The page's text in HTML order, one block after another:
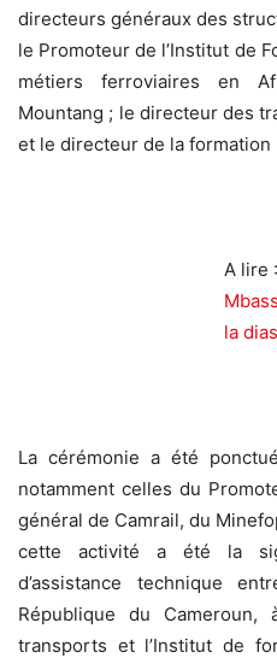
directeurs généraux des
le Promoteur de l’Institut de
métiers ferroviaires en
Mountang ; le directeur des
et le directeur de la
A lire :
la
La cérémonie a été
notamment celles du
général de Camrail, du
cette activité a été la
d’assistance technique
République du
transports et l’Institut de